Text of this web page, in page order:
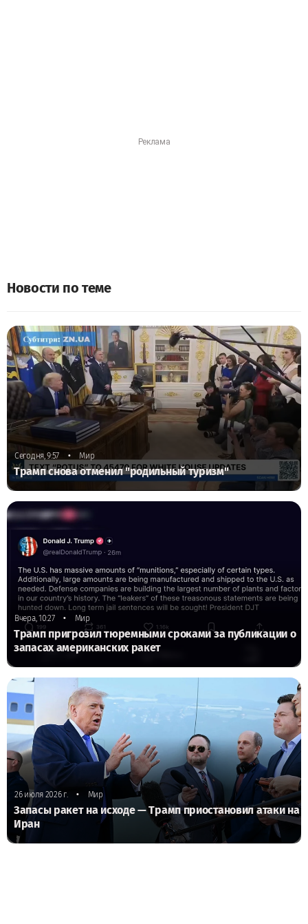
Новости по теме
Сегодня, 9:57 • Мир
Трамп снова отменил "родильный туризм"
Вчера, 10:27 • Мир
Трамп пригрозил тюремными сроками за публикации о
запасах американских ракет
26 июля 2026 г. • Мир
Запасы ракет на исходе — Трамп приостановил атаки на
Иран